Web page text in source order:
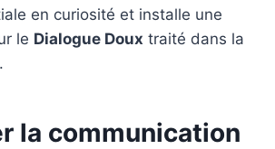
en curiosité et installe une
le Dialogue Doux traité dans la
la communication